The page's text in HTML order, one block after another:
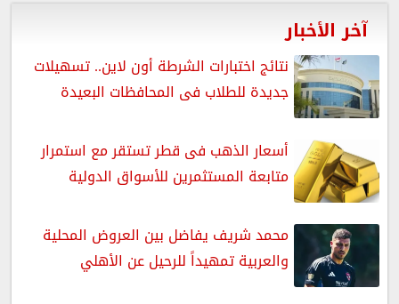
آخر الأخبار
نتائج اختبارات الشرطة أون لاين.. تسهيلات
جديدة للطلاب فى المحافظات البعيدة
أسعار الذهب فى قطر تستقر مع استمرار
متابعة المستثمرين للأسواق الدولية
محمد شريف يفاضل بين العروض المحلية
والعربية تمهيداً للرحيل عن الأهلي